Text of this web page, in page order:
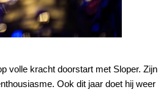
volle kracht doorstart met Sloper. Zijn
Ook dit jaar doet hij weer